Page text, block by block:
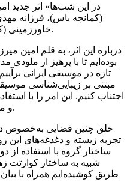
(کمانچه باس)، فرزانه
خاورزمینی (کمانچه آلتو) در آن هنرنمایی کرده‌اند.
درباره‌ این اثر، به قلم امین
بوده‌ایم تا با پرهیز از
تازه در موسیقی ایرانی
مبتنی بر زیبایی‌شناسی
اجتناب کنیم. این امر را با
و مبتنی بر تجربه‌ای شخصی آزموده‌ایم.
خلق چنین فضایی به‌خصوص در
تجربه‌ زیسته و دغدغه‌های این
ساختار گروه با استفاده از
شبیه به ساختار کوارتت
طریق کوشیده‌ایم همراه با بیان